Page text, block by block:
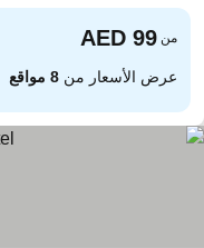
من
عرض الأسعار من8 مواقع